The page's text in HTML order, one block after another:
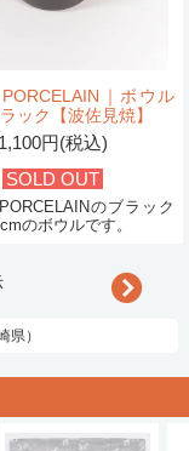
｜ボウル
ック【波佐見焼】
1,100円(税込)
SOLD OUT
のブラック
のボウルです。
県）